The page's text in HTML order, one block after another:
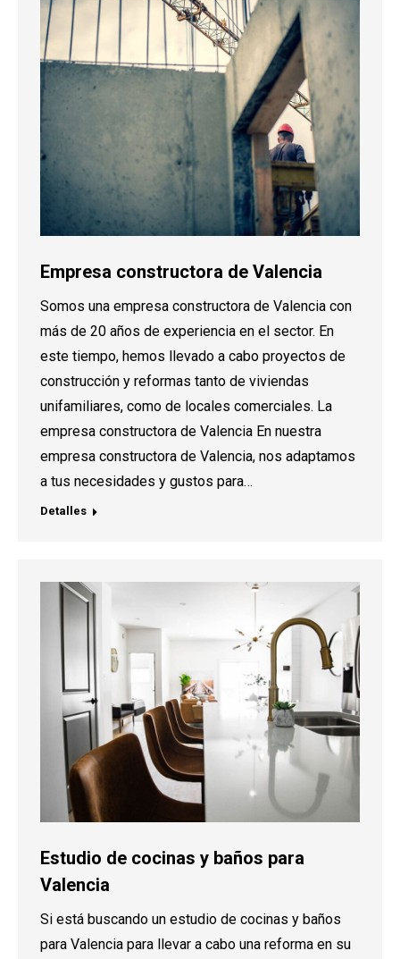
Empresa constructora de Valencia
Somos una empresa constructora de Valencia con
más de 20 años de experiencia en el sector. En
este tiempo, hemos llevado a cabo proyectos de
construcción y reformas tanto de viviendas
unifamiliares, como de locales comerciales. La
empresa constructora de Valencia En nuestra
empresa constructora de Valencia, nos adaptamos
a tus necesidades y gustos para…
Detalles
Estudio de cocinas y baños para
Valencia
Si está buscando un estudio de cocinas y baños
para Valencia para llevar a cabo una reforma en su